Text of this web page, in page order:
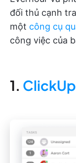
đối thủ cạnh
một công cụ
công việc của
1. ClickUp